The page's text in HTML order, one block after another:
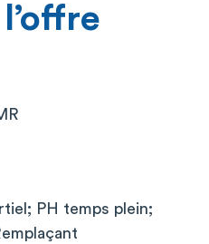
PH temps plein;